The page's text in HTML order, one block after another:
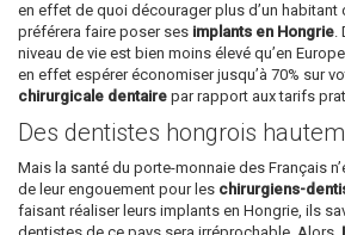
en effet de quoi décourager plus d’un habitant
préférera faire poser ses implants en Hongrie.
niveau de vie est bien moins élevé qu’en
en effet espérer économiser jusqu’à 70% sur
chirurgicale dentaire par rapport aux tarifs
Des dentistes hongrois
Mais la santé du porte-monnaie des Français
de leur engouement pour les chirurgiens-
faisant réaliser leurs implants en Hongrie, ils